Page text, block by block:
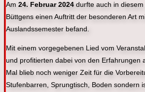
Am 24. Februar 2024 durfte auch in
Büttgens einen Auftritt der besonderen Art
Auslandssemester befand.
Mit einem vorgegebenen Lied vom
und profitierten dabei von den Erfahrungen
Mal blieb noch weniger Zeit für die
Stufenbarren, Sprungtisch, Boden sondern